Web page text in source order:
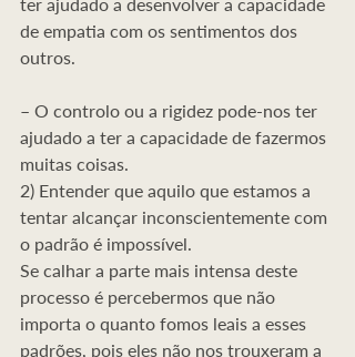
de empatia com os sentimentos dos
outros.
– O controlo ou a rigidez pode-nos ter
ajudado a ter a capacidade de fazermos
muitas coisas.
2) Entender que aquilo que estamos a
tentar alcançar inconscientemente com
o padrão é impossível.
Se calhar a parte mais intensa deste
processo é percebermos que não
importa o quanto fomos leais a esses
padrões, pois eles não nos trouxeram a